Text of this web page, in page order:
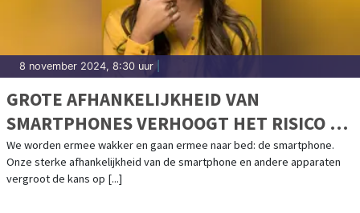
8 november 2024, 8:30 uur
GROTE AFHANKELIJKHEID VAN
SMARTPHONES VERHOOGT HET RISICO OP
GEZONDHEIDSPROBLEMEN
We worden ermee wakker en gaan ermee naar bed: de smartphone.
Onze sterke afhankelijkheid van de smartphone en andere apparaten
vergroot de kans op [...]